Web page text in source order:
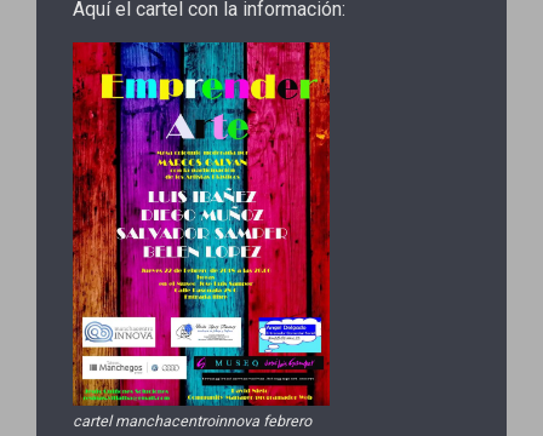
Aquí el cartel con la información:
cartel manchacentroinnova febrero